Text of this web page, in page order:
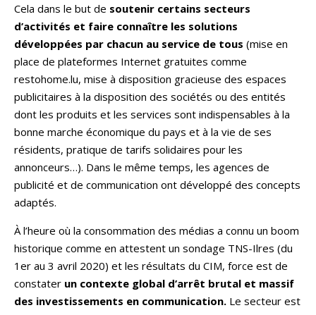
Cela dans le but de soutenir certains secteurs
d’activités et faire connaître les solutions
développées par chacun au service de tous (mise en
place de plateformes Internet gratuites comme
restohome.lu, mise à disposition gracieuse des espaces
publicitaires à la disposition des sociétés ou des entités
dont les produits et les services sont indispensables à la
bonne marche économique du pays et à la vie de ses
résidents, pratique de tarifs solidaires pour les
annonceurs…). Dans le même temps, les agences de
publicité et de communication ont développé des concepts
adaptés.
À l’heure où la consommation des médias a connu un boom
historique comme en attestent un sondage TNS-Ilres (du
1er au 3 avril 2020) et les résultats du CIM, force est de
constater un contexte global d’arrêt brutal et massif
des investissements en communication. Le secteur est